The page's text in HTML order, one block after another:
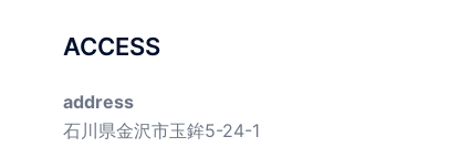
ACCESS
address
石川県金沢市玉鉾5-24-1